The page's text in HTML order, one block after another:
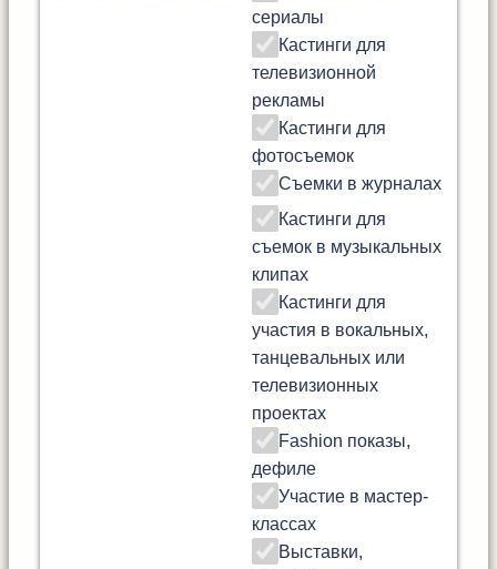
сериалы
Кастинги для
телевизионной
рекламы
Кастинги для
фотосъемок
Съемки в журналах
Кастинги для
съемок в музыкальных
клипах
Кастинги для
участия в вокальных,
танцевальных или
телевизионных
проектах
Fashion показы,
дефиле
Участие в мастер-
классах
Выставки,